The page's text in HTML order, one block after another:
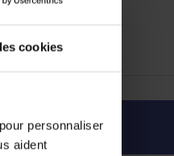
cookies
personnaliser
aident